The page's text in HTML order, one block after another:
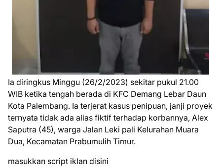
Ia diringkus Minggu (26/2/2023) sekitar pukul 21.00
WIB ketika tengah berada di KFC Demang Lebar Daun
Kota Palembang. Ia terjerat kasus penipuan, janji proyek
ternyata tidak ada alias fiktif terhadap korbannya, Alex
Saputra (45), warga Jalan Leki pali Kelurahan Muara
Dua, Kecamatan Prabumulih Timur.
masukkan script iklan disini